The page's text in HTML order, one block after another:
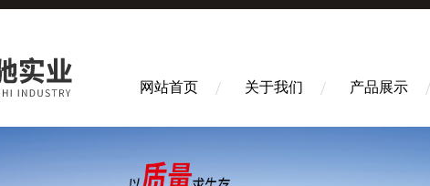
网站首页 关于我们 产品展示